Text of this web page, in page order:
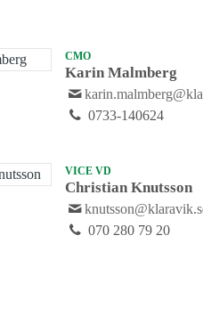
CMO
Karin Malmberg
0733-140624
VICE VD
Christian Knutsson
070 280 79 20